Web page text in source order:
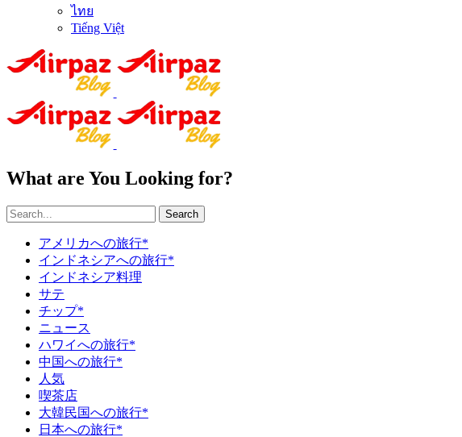
ไทย
Tiếng Việt
What are You Looking for?
Search
アメリカへの旅行*
インドネシアへの旅行*
インドネシア料理
サテ
チップ*
ニュース
ハワイへの旅行*
中国への旅行*
人気
喫茶店
大韓民国への旅行*
日本への旅行*